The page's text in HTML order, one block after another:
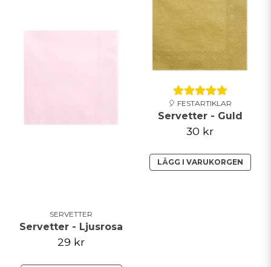
SERVETTER
Servetter - Ljusrosa
29 kr
🎈 FESTARTIKLAR
Servetter - Guld
30 kr
LÄGG I VARUKORGEN